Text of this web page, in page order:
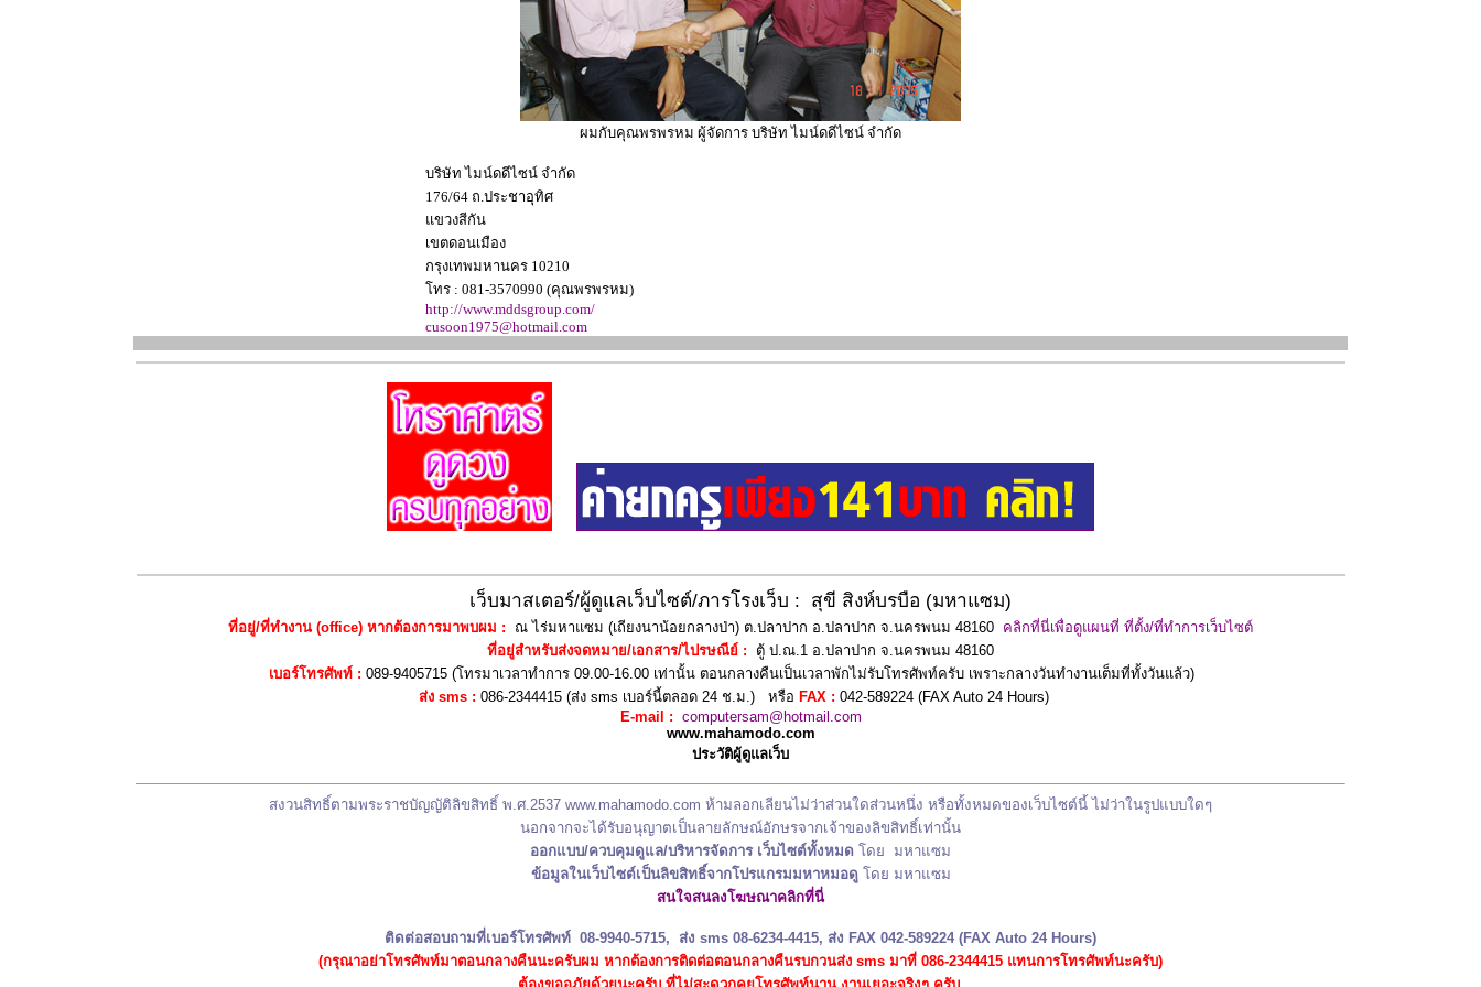
ผมกับคุณพรพรหม ผู้จัดการ บริษัท ไมน์ดดีไซน์ จำกัด
บริษัท ไมน์ดดีไซน์ จำกัด
176/64 ถ.ประชาอุทิศ
แขวงสีกัน
เขตดอนเมือง
กรุงเทพมหานคร 10210
โทร : 081-3570990 (คุณพรพรหม)
http://www.mddsgroup.com/
cusoon1975@hotmail.com
เว็บมาสเตอร์/ผู้ดูแลเว็บไซต์/ภารโรงเว็บ : สุขี สิงห์บรบือ (มหาแซม)
ที่อยู่/ที่ทำงาน (office) หากต้องการมาพบผม : ณ ไร่มหาแซม (เถียงนาน้อยกลางป่า) ต.ปลาปาก อ.ปลาปาก จ.นครพนม 48160 คลิกที่นี่เพื่อดูแผนที่ ที่ตั้ง/ที่ทำการเว็บไซต์
ที่อยู่สำหรับส่งจดหมาย/เอกสาร/ไปรษณีย์ :
ตู้ ป.ณ.1 อ.ปลาปาก จ.นครพนม 48160
เบอร์โทรศัพท์ : 089-9405715 (โทรมาเวลาทำการ 09.00-16.00 เท่านั้น ตอนกลางคืนเป็นเวลาพักไม่รับโทรศัพท์ครับ เพราะกลางวันทำงานเต็มที่ทั้งวันแล้ว)
ส่ง sms : 086-2344415 (ส่ง sms เบอร์นี้ตลอด 24 ช.ม.) หรือ FAX : 042-589224 (FAX Auto 24 Hours)
E-mail : computersam@hotmail.com
www.mahamodo.com
ประวัติผู้ดูแลเว็บ
สงวนสิทธิ์ตามพระราชบัญญัติลิขสิทธิ์ พ.ศ.2537 www.mahamodo.com ห้ามลอกเลียนไม่ว่าส่วนใดส่วนหนึ่ง หรือทั้งหมดของเว็บไซต์นี้ ไม่ว่าในรูปแบบใดๆ
นอกจากจะได้รับอนุญาตเป็นลายลักษณ์อักษรจากเจ้าของลิขสิทธิ์เท่านั้น
ออกแบบ/ควบคุมดูแล/บริหารจัดการ เว็บไซต์ทั้งหมด โดย
มหาแซม
ข้อมูลในเว็บไซต์เป็นลิขสิทธิ์จากโปรแกรมมหาหมอดูโดย มหาแซม
สนใจสนลงโฆษณาคลิกที่นี่
ติดต่อสอบถามที่เบอร์โทรศัพท์ 08-9940-5715, ส่ง sms 08-6234-4415, ส่ง FAX 042-589224 (FAX Auto 24 Hours)
(กรุณาอย่าโทรศัพท์มาตอนกลางคืนนะครับผม หากต้องการติดต่อตอนกลางคืนรบกวนส่ง sms มาที่ 086-2344415 แทนการโทรศัพท์นะครับ)